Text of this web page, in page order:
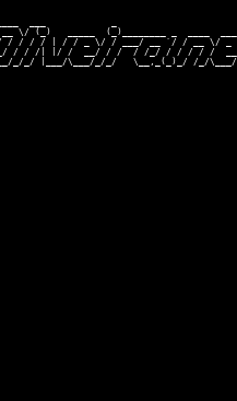
\/ (_)   _____  (_)________ _  ____
/ / / / | / / _ \/ / ___/ __ `/ / __ \/ _
/_/ / / /| |/ /  __/ / /  / /_/ / / / / /